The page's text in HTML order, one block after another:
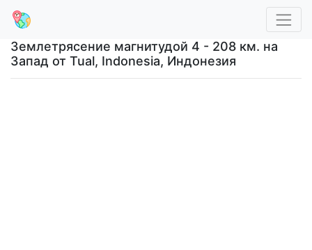
Землетрясение магнитудой 4 - 208 км. на
Запад от Tual, Indonesia, Индонезия